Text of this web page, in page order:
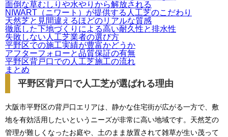
面倒な草むしりや水やりから解放される
NIWART（ニワート）が提供する人工芝のこだわり
天然芝と見間違えるほどのリアルな質感
徹底した下地づくりによる高い耐久性と排水性
失敗しない人工芝業者の選び方
平野区での施工実績が豊富かどうか
アフターフォローと品質保証の有無
平野区背戸口での人工芝施工の流れ
まとめ
平野区背戸口で人工芝が選ばれる理由
大阪市平野区の背戸口エリアは、静かな住宅街が広がる一方で、敷
地を有効活用したいというニーズが非常に高い地域です。天然芝の
管理が難しくなったお庭や、土のまま放置されて雑草が生い茂って